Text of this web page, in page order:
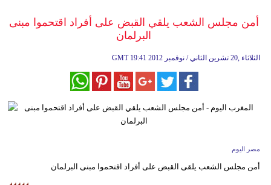
وموسيقى
سياحة
أمن مجلس الشعب يلقي القبض على أفراد اقتحموا مبنى
البرلمان
GMT 19:41 2012 الثلاثاء ,20 تشرين الثاني / نوفمبر
مصر اليوم
أمن مجلس الشعب يلقى القبض على أفراد اقتحموا مبنى البرلمان